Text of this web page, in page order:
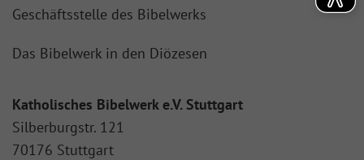
Geschäftsstelle des Bibelwerks
Das Bibelwerk in den Diözesen
Katholisches Bibelwerk e.V. Stuttgart
Silberburgstr. 121
70176 Stuttgart